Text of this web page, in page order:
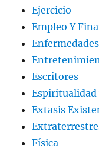
Ejercicio
Empleo Y
Enfermedades
Escritores
Espiritualidad
Extasis
Física